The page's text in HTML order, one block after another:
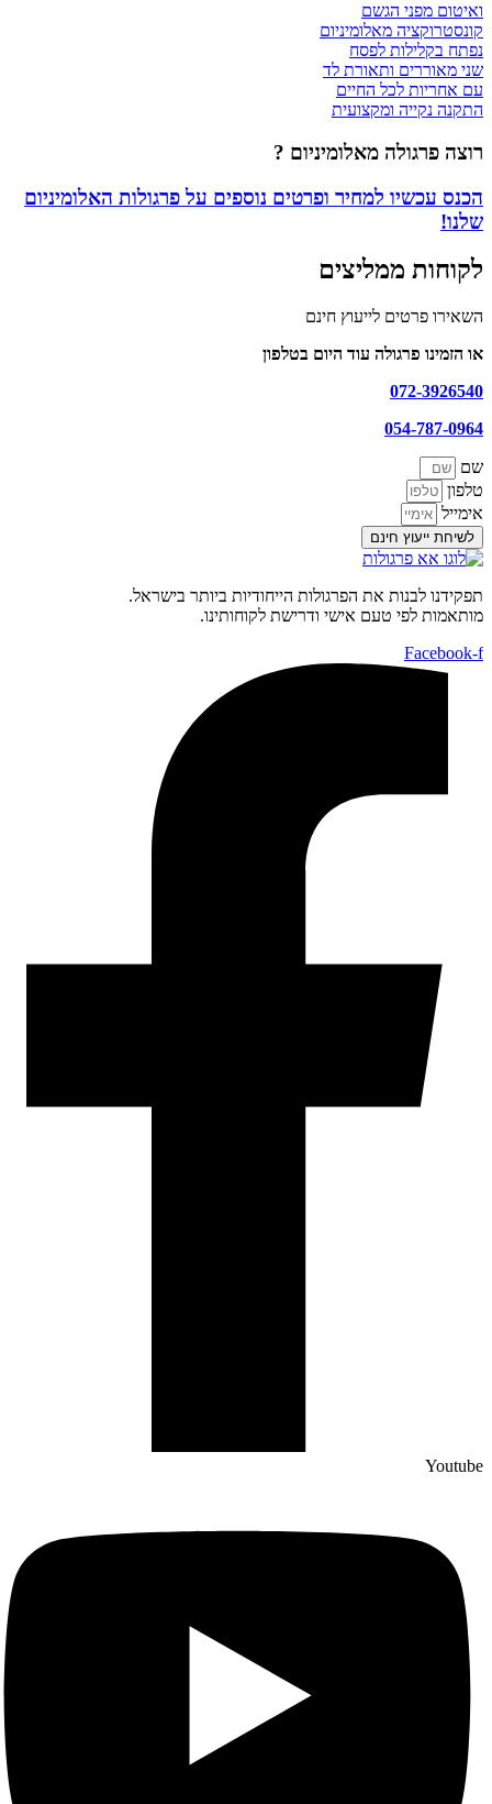
ואיטום מפני הגשם
קונסטרוקציה מאלומיניום
נפתח בקלילות לפסח
שני מאוררים ותאורת לד
עם אחריות לכל החיים
התקנה נקייה ומקצועית
רוצה פרגולהמאלומיניום ?
הכנס עכשיו למחיר ופרטים נוספים עלפרגולות האלומיניום
שלנו!
לקוחות ממליצים
השאירו פרטים לייעוץ חינם
או הזמינו פרגולה עוד היום בטלפון
072-3926540
054-787-0964
שם
טלפון
אימייל
לשיחת ייעוץ חינם
תפקידנו לבנות את הפרגולות הייחודיות ביותר בישראל.
מותאמות לפי טעם אישי ודרישת לקוחותינו.
Facebook-f
Youtube